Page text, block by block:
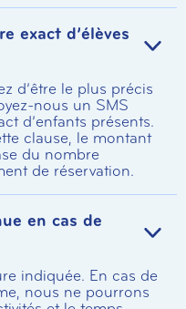
exact d’élèves
d’être le plus précis
nous un SMS
d’enfants présents.
clause, le montant
du nombre
de réservation.
en cas de
indiquée. En cas de
nous ne pourrons